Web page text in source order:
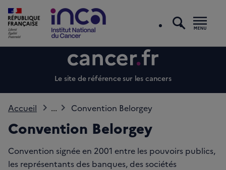
Le site de référence sur les cancers
Accueil ... Convention Belorgey
Convention Belorgey
Convention signée en 2001 entre les pouvoirs publics,
les représentants des banques, des sociétés